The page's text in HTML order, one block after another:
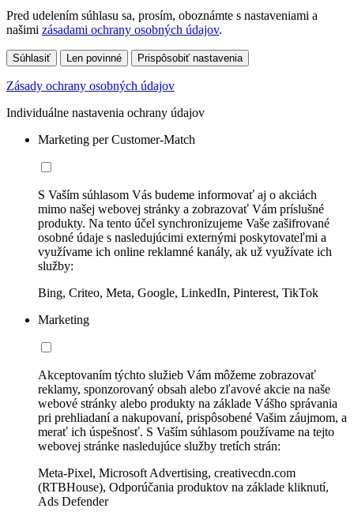
Pred udelením súhlasu sa, prosím, oboznámte s nastaveniami a
našimi zásadami ochrany osobných údajov.
Súhlasiť Len povinné Prispôsobiť nastavenia
Zásady ochrany osobných údajov
Individuálne nastavenia ochrany údajov
Marketing per Customer-Match
S Vaším súhlasom Vás budeme informovať aj o akciách
mimo našej webovej stránky a zobrazovať Vám príslušné
produkty. Na tento účel synchronizujeme Vaše zašifrované
osobné údaje s nasledujúcimi externými poskytovateľmi a
využívame ich online reklamné kanály, ak už využívate ich
služby:
Bing, Criteo, Meta, Google, LinkedIn, Pinterest, TikTok
Marketing
Akceptovaním týchto služieb Vám môžeme zobrazovať
reklamy, sponzorovaný obsah alebo zľavové akcie na naše
webové stránky alebo produkty na základe Vášho správania
pri prehliadaní a nakupovaní, prispôsobené Vašim záujmom, a
merať ich úspešnosť. S Vaším súhlasom používame na tejto
webovej stránke nasledujúce služby tretích strán:
Meta-Pixel, Microsoft Advertising, creativecdn.com
(RTBHouse), Odporúčania produktov na základe kliknutí,
Ads Defender